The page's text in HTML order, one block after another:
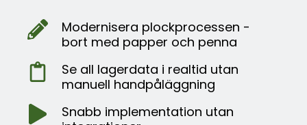
Modernisera plockprocessen -
bort med papper och penna
Se all lagerdata i realtid utan
manuell handpåläggning
Snabb implementation utan